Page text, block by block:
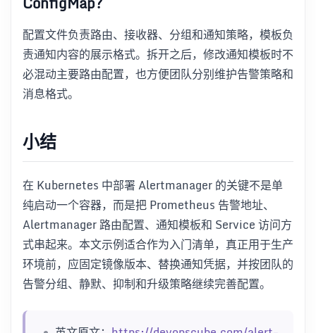
配置文件负责路由、接收器、分组和通知策略，模板负
责通知内容的展示格式。拆开之后，修改通知模板时不
必混动主要路由配置，也方便团队分别维护告警策略和
消息格式。
小结
在 Kubernetes 中部署 Alertmanager 的关键不是单
纯启动一个容器，而是把 Prometheus 告警地址、
Alertmanager 路由配置、通知模板和 Service 访问方
式串起来。本文示例适合作为入门清单，真正用于生产
环境前，应固定镜像版本、替换通知凭据，并按团队的
告警分组、静默、抑制和升级策略继续完善配置。